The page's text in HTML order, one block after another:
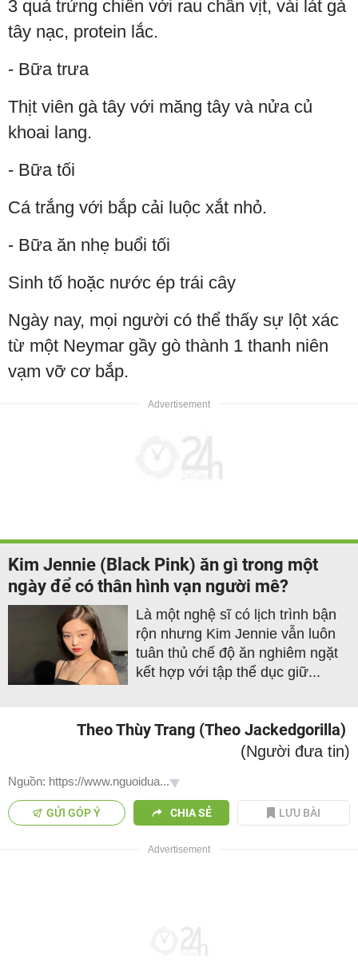
3 quả trứng chiên với rau chân vịt, vài lát gà
tây nạc, protein lắc.
- Bữa trưa
Thịt viên gà tây với măng tây và nửa củ
khoai lang.
- Bữa tối
Cá trắng với bắp cải luộc xắt nhỏ.
- Bữa ăn nhẹ buổi tối
Sinh tố hoặc nước ép trái cây
Ngày nay, mọi người có thể thấy sự lột xác
từ một Neymar gầy gò thành 1 thanh niên
vạm vỡ cơ bắp.
Kim Jennie (Black Pink) ăn gì trong một
ngày để có thân hình vạn người mê?
Là một nghệ sĩ có lịch trình bận
rộn nhưng Kim Jennie vẫn luôn
tuân thủ chế độ ăn nghiêm ngặt
kết hợp với tập thể dục giữ...
Theo Thùy Trang (Theo Jackedgorilla)
(Người đưa tin)
Nguồn: https://www.nguoidua...
GỬI GÓP Ý CHIA SẺ LƯU BÀI